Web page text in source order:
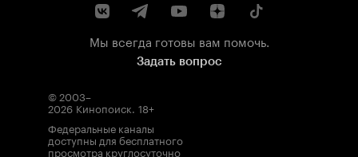
Мы всегда готовы вам помочь.
Задать вопрос
© 2003–
2026 Кинопоиск. 18+
Федеральные каналы
доступны для бесплатного
просмотра круглосуточно